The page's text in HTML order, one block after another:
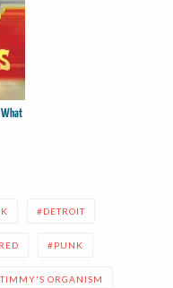
What
DETROIT
PUNK
TIMMY'S ORGANISM